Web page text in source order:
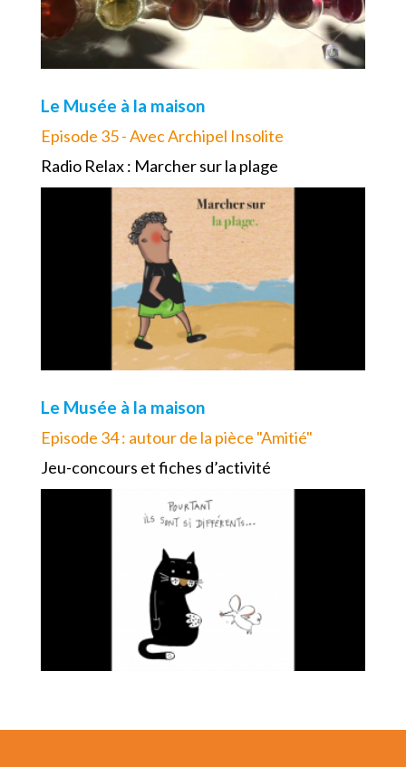
Le Musée à la maison
Episode 35 - Avec Archipel Insolite
Radio Relax : Marcher sur la plage
Le Musée à la maison
Episode 34 : autour de la pièce "Amitié"
Jeu-concours et fiches d’activité